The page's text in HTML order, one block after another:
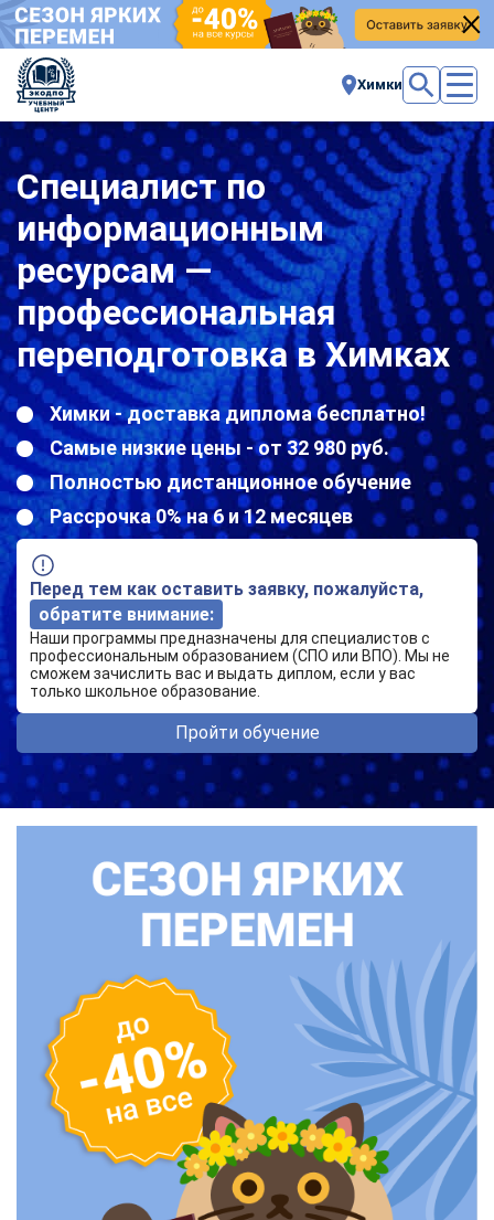
Химки
Специалист по
информационным
ресурсам —
профессиональная
переподготовка в Химках
Химки - доставка диплома бесплатно!
Самые низкие цены - от 32 980 руб.
Полностью дистанционное обучение
Рассрочка 0% на 6 и 12 месяцев
Перед тем как оставить заявку, пожалуйста,
обратите внимание:
Наши программы предназначены для специалистов с
профессиональным образованием (СПО или ВПО). Мы не
сможем зачислить вас и выдать диплом, если у вас
только школьное образование.
Пройти обучение